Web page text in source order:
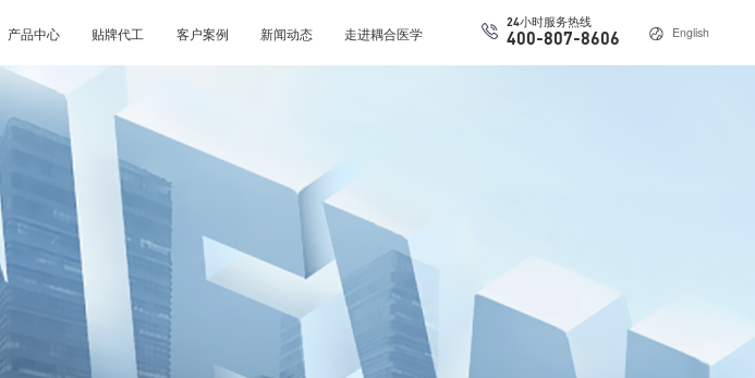
English
24小时服务热线
400-807-8606
产品中心 贴牌代工 客户案例 新闻动态 走进耦合医学